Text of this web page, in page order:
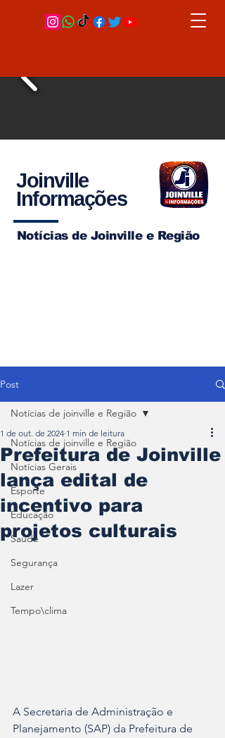
Joinville
Informações
Notícias de Joinville e Região
Post
Notícias de joinville e Região
Notícias Gerais
Esporte
Educação
Saúde
Segurança
Lazer
Tempo\clima
Notícias de joinville e Região
Prefeitura de Joinville
lança edital de
incentivo para
projetos culturais
1 de out. de 2024 1 min de leitura
A Secretaria de Administração e
Planejamento (SAP) da Prefeitura de